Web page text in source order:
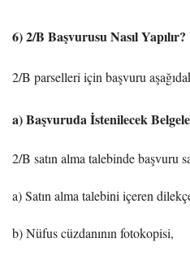
6) 2/B Başvurusu Nasıl Yapılır?
2/B parselleri için başvuru
a) Başvuruda İstenilecek
2/B satın alma talebinde başvuru
a) Satın alma talebini içeren
b) Nüfus cüzdanının fotokopisi,